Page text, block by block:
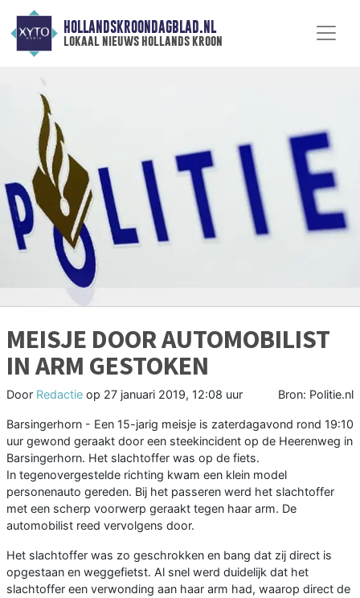
HOLLANDSKROONDAGBLAD.NL
lokaal nieuws hollands kroon
MEISJE DOOR AUTOMOBILIST
IN ARM GESTOKEN
Door Redactie op 27 januari 2019, 12:08 uur Bron: Politie.nl
Barsingerhorn - Een 15-jarig meisje is zaterdagavond rond 19:10
uur gewond geraakt door een steekincident op de Heerenweg in
Barsingerhorn. Het slachtoffer was op de fiets.
In tegenovergestelde richting kwam een klein model
personenauto gereden. Bij het passeren werd het slachtoffer
met een scherp voorwerp geraakt tegen haar arm. De
automobilist reed vervolgens door.
Het slachtoffer was zo geschrokken en bang dat zij direct is
opgestaan en weggefietst. Al snel werd duidelijk dat het
slachtoffer een verwonding aan haar arm had, waarop direct de